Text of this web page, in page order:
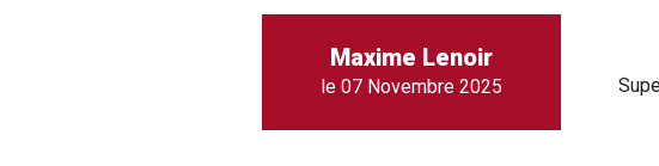
Maxime Lenoir
le 07 Novembre 2025